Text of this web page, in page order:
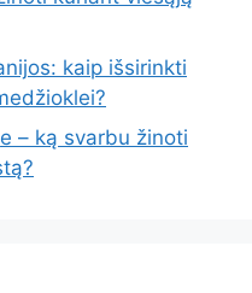
kaip išsirinkti
– ką svarbu žinoti